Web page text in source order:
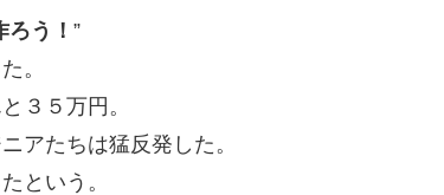
う！ ”
。
３５万円。
アたちは猛反発した。
という。